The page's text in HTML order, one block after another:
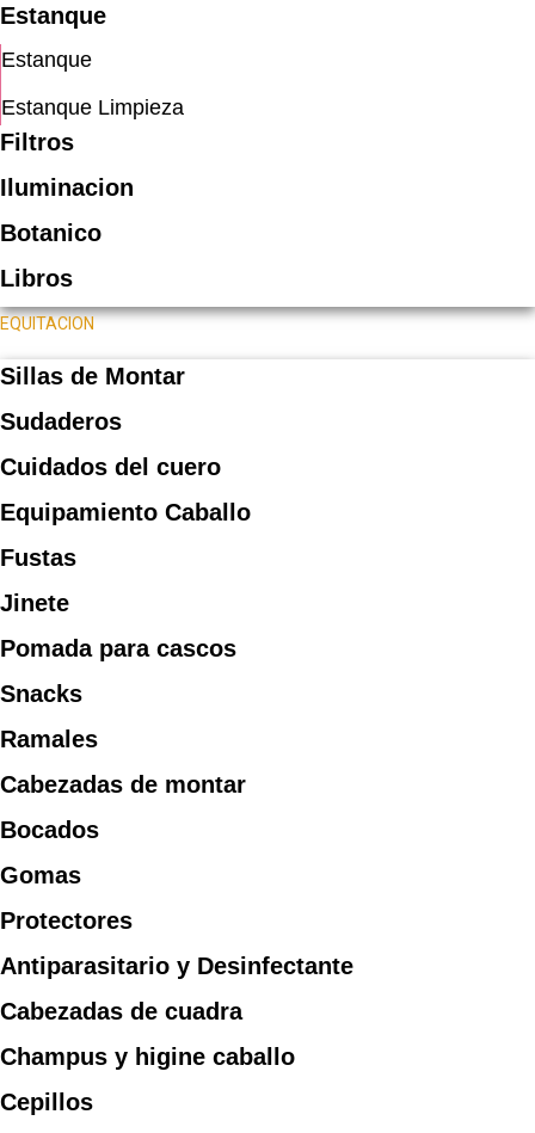
Estanque
Estanque
Estanque Limpieza
Filtros
Iluminacion
Botanico
Libros
EQUITACION
Sillas de Montar
Sudaderos
Cuidados del cuero
Equipamiento Caballo
Fustas
Jinete
Pomada para cascos
Snacks
Ramales
Cabezadas de montar
Bocados
Gomas
Protectores
Antiparasitario y Desinfectante
Cabezadas de cuadra
Champus y higine caballo
Cepillos